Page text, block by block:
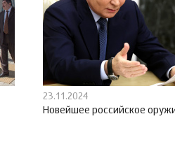
23.11.2024
Новейшее российское